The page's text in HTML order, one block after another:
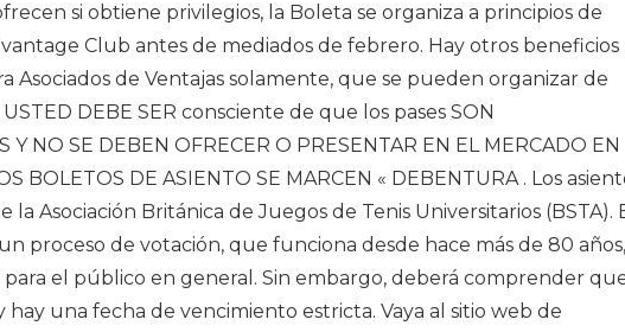
si obtiene privilegios, la Boleta se organiza a principios de
Club antes de mediados de febrero. Hay otros beneficios
Asociados de Ventajas solamente, que se pueden organizar de
DEBE SER consciente de que los pases SON
Y NO SE DEBEN OFRECER O PRESENTAR EN EL MERCADO EN
BOLETOS DE ASIENTO SE MARCEN « DEBENTURA . Los
Asociación Británica de Juegos de Tenis Universitarios (BSTA).
proceso de votación, que funciona desde hace más de 80 años,
el público en general. Sin embargo, deberá comprender
una fecha de vencimiento estricta. Vaya al sitio web de